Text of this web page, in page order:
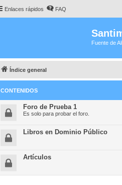
Enlaces rápidos FAQ
Fuente de
Índice general
CONTENIDOS
Foro de Prueba 1
Es solo para probar el foro.
Libros en Dominio Público
Artículos